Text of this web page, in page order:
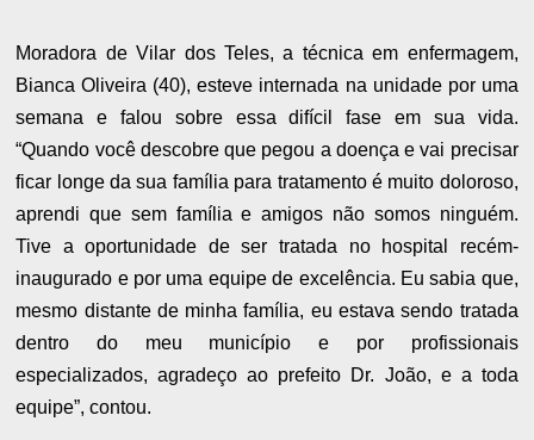
Moradora de Vilar dos Teles, a técnica em enfermagem,
Bianca Oliveira (40), esteve internada na unidade por uma
semana e falou sobre essa difícil fase em sua vida.
“Quando você descobre que pegou a doença e vai precisar
ficar longe da sua família para tratamento é muito doloroso,
aprendi que sem família e amigos não somos ninguém.
Tive a oportunidade de ser tratada no hospital recém-
inaugurado e por uma equipe de excelência. Eu sabia que,
mesmo distante de minha família, eu estava sendo tratada
dentro do meu município e por profissionais
especializados, agradeço ao prefeito Dr. João, e a toda
equipe”, contou.